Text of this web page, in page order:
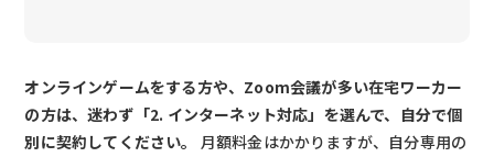
オンラインゲームをする方や、Zoom会議が多い在宅ワーカー
の方は、迷わず「2. インターネット対応」を選んで、自分で個
別に契約してください。
月額料金はかかりますが、自分専用の